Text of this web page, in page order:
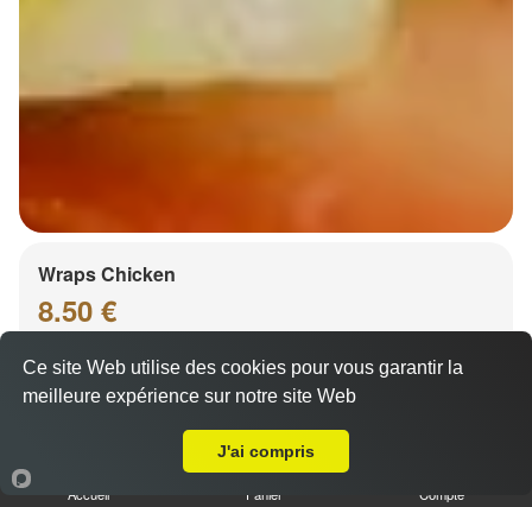
Wraps Chicken
8.50 €
Salade, tomates
Accueil Panier Compte
Ce site Web utilise des cookies pour vous garantir la
meilleure expérience sur notre site Web
J'ai compris